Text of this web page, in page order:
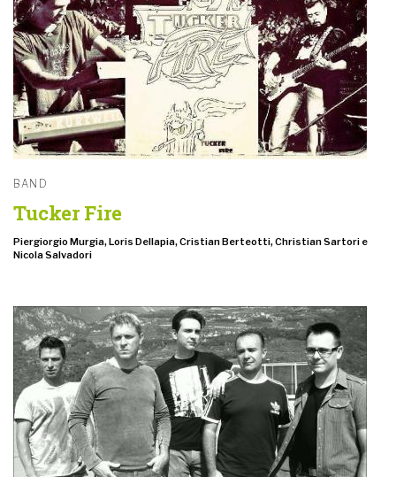
BAND
Tucker Fire
Piergiorgio Murgia, Loris Dellapia, Cristian Berteotti, Christian Sartori e
Nicola Salvadori